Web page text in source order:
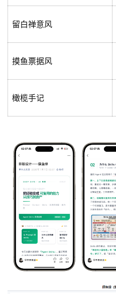
留白禅意风
摸鱼票据风
橄榄手记